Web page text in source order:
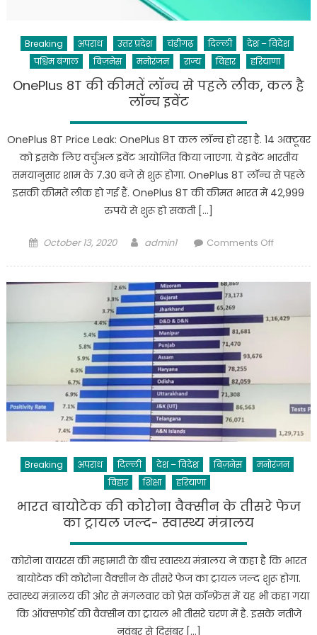
जारी
करें
रिजल्ट
Breaking अपराध उत्तर प्रदेश चंडीगढ़ दिल्ली
देश – विदेश
पश्चिम बंगाल
बिज़नेस मनोरंजन राज्य विहार हरियाणा
OnePlus 8T की कीमतें लॉन्च से पहले लीक, कल है
लॉन्च इवेंट
OnePlus 8T Price Leak: OnePlus 8T कल लॉन्च हो रहा है. 14 अक्टूबर
को इसके लिए वर्चुअल इवेंट आयोजित किया जाएगा. ये इवेंट भारतीय
समयानुसार शाम के 7.30 बजे से शुरू होगा. OnePlus 8T लॉन्च से पहले
इसकी क़ीमतें लीक हो गई हैं. OnePlus 8T की कीमत भारत में 42,999
रुपये से शुरू हो सकती […]
Posted
October 13, 2020 Author
admin1 Comments Offon
लॉन्च
कल
इवेंट
Breaking अपराध दिल्ली देश – विदेश बिज़नेस
मनोरंजन
विहार
शिक्षा हरियाणा
भारत बायोटेक की कोरोना वैक्सीन के तीसरे फेज
का ट्रायल जल्द- स्वास्थ्य मंत्रालय
कोरोना वायरस की महामारी के बीच स्वास्थ्य मंत्रालय ने कहा है कि भारत
बायोटेक की कोरोना वैक्सीन के तीसरे फेज का ट्रायल जल्द शुरू होगा.
स्वास्थ्य मंत्रालय की ओर से मंगलवार को प्रेस कॉन्फ्रेंस में यह भी कहा गया
कि ऑक्सफोर्ड की वैक्सीन का ट्रायल भी तीसरे चरण में है. इसके नतीजे
नवंबर से दिसंबर […]